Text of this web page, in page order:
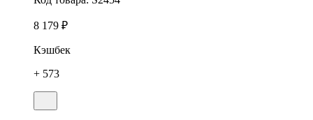
8 179 ₽
Кэшбек
+ 573